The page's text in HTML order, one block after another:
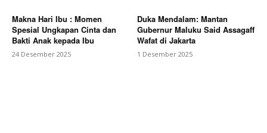
Makna Hari Ibu : Momen
Spesial Ungkapan Cinta dan
Bakti Anak kepada Ibu
24 Desember 2025
Duka Mendalam: Mantan
Gubernur Maluku Said Assagaff
Wafat di Jakarta
1 Desember 2025